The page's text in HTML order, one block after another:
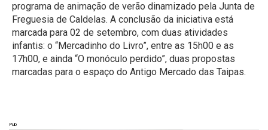
programa de animação de verão dinamizado pela Junta de
Freguesia de Caldelas. A conclusão da iniciativa está
marcada para 02 de setembro, com duas atividades
infantis: o “Mercadinho do Livro”, entre as 15h00 e as
17h00, e ainda “O monóculo perdido”, duas propostas
marcadas para o espaço do Antigo Mercado das Taipas.
Pub